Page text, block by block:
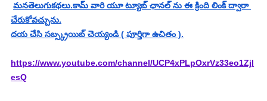
మనతెలుగుకథలు.కామ్ వారి యూ ట్యూబ్ ఛానల్ ను ఈ క్రింది లింక్ ద్వారా
చేరుకోవచ్చును.
దయ చేసి సబ్స్క్రయిబ్ చెయ్యండి ( పూర్తిగా ఉచితం ).
https://www.youtube.com/channel/UCP4xPLpOxrVz33eo1Zjl
esQ